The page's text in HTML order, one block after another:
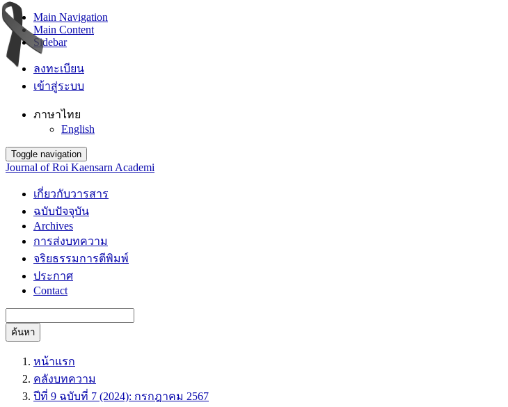
Main Navigation
Main Content
Sidebar
ลงทะเบียน
เข้าสู่ระบบ
ภาษาไทย
English
Toggle navigation
Journal of Roi Kaensarn Academi
เกี่ยวกับวารสาร
ฉบับปัจจุบัน
Archives
การส่งบทความ
จริยธรรมการตีพิมพ์
ประกาศ
Contact
ค้นหา
หน้าแรก
คลังบทความ
ปีที่ 9 ฉบับที่ 7 (2024): กรกฎาคม 2567